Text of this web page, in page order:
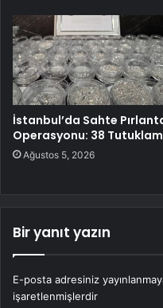
İstanbul’da Sahte
Operasyonu: 38
Ağustos 5, 2026
Bir yanıt yazın
E-posta adresiniz
işaretlenmişlerdir